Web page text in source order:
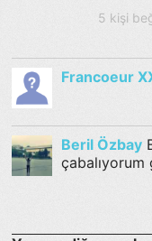
5 kişi
Francoeur
Beril Özbay
çabalıyorum